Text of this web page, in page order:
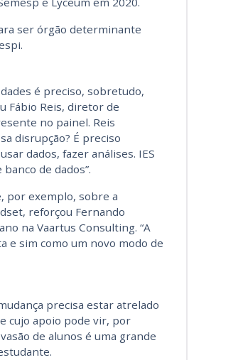
ser órgão determinante
é preciso, sobretudo,
Fábio Reis, diretor de
no painel. Reis
disrupção? É preciso
dados, fazer análises. IES
de dados”.
por exemplo, sobre a
reforçou Fernando
na Vaartus Consulting. “A
e sim como um novo modo de
precisa estar atrelado
cujo apoio pode vir, por
de alunos é uma grande